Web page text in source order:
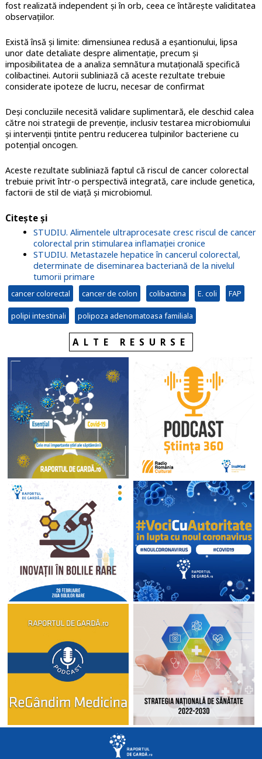
fost realizată independent și în orb, ceea ce întărește validitatea
observațiilor.
Există însă și limite: dimensiunea redusă a eșantionului, lipsa
unor date detaliate despre alimentație, precum și
imposibilitatea de a analiza semnătura mutațională specifică
colibactinei. Autorii subliniază că aceste rezultate trebuie
considerate ipoteze de lucru, necesar de confirmat
Deși concluziile necesită validare suplimentară, ele deschid calea
către noi strategii de prevenție, inclusiv testarea microbiomului
și intervenții țintite pentru reducerea tulpinilor bacteriene cu
potențial oncogen.
Aceste rezultate subliniază faptul că riscul de cancer colorectal
trebuie privit într-o perspectivă integrată, care include genetica,
factorii de stil de viață și microbiomul.
Citește și
STUDIU. Alimentele ultraprocesate cresc riscul de cancer
colorectal prin stimularea inflamației cronice
STUDIU. Metastazele hepatice în cancerul colorectal,
determinate de diseminarea bacteriană de la nivelul
tumorii primare
cancer colorectal cancer de colon colibactina E. coli FAP
polipi intestinali polipoza adenomatoasa familiala
ALTE RESURSE